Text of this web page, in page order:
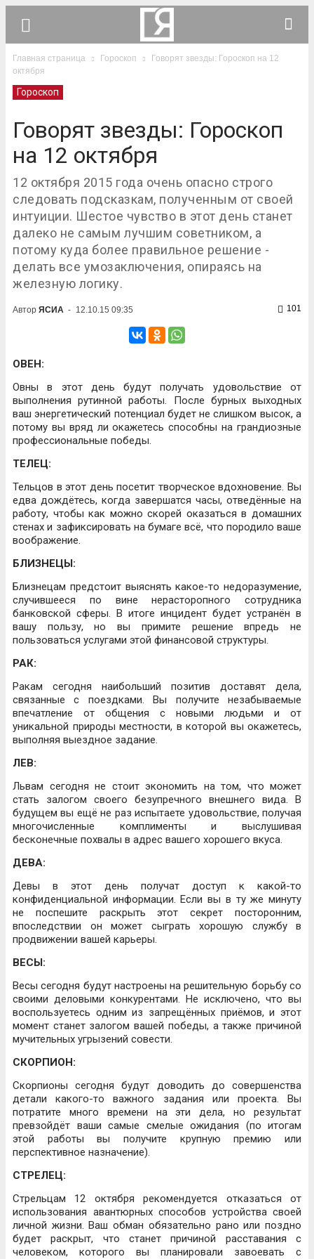
Главная страница Гороскоп
Говорят звезды: Гороскоп на 12
октября
Гороскоп
Говорят звезды: Гороскоп
на 12 октября
12 октября 2015 года очень опасно строго
следовать подсказкам, полученным от своей
интуиции. Шестое чувство в этот день станет
далеко не самым лучшим советником, а
потому куда более правильное решение -
делать все умозаключения, опираясь на
железную логику.
Автор ЯСИА - 12.10.15 09:35 101
ОВЕН:
Овны в этот день будут получать удовольствие от
выполнения рутинной работы. После бурных выходных
ваш энергетический потенциал будет не слишком высок, а
потому вы вряд ли окажетесь способны на грандиозные
профессиональные победы.
ТЕЛЕЦ:
Тельцов в этот день посетит творческое вдохновение. Вы
едва дождётесь, когда завершатся часы, отведённые на
работу, чтобы как можно скорей оказаться в домашних
стенах и зафиксировать на бумаге всё, что породило ваше
воображение.
БЛИЗНЕЦЫ:
Близнецам предстоит выяснять какое-то недоразумение,
случившееся по вине нерасторопного сотрудника
банковской сферы. В итоге инцидент будет устранён в
вашу пользу, но вы примите решение впредь не
пользоваться услугами этой финансовой структуры.
РАК:
Ракам сегодня наибольший позитив доставят дела,
связанные с поездками. Вы получите незабываемые
впечатление от общения с новыми людьми и от
уникальной природы местности, в которой вы окажетесь,
выполняя выездное задание.
ЛЕВ:
Львам сегодня не стоит экономить на том, что может
стать залогом своего безупречного внешнего вида. В
будущем вы ещё не раз испытаете удовольствие, получая
многочисленные комплименты и выслушивая
бесконечные похвалы в адрес вашего хорошего вкуса.
ДЕВА:
Девы в этот день получат доступ к какой-то
конфиденциальной информации. Если вы в ту же минуту
не поспешите раскрыть этот секрет посторонним,
впоследствии он может сыграть хорошую службу в
продвижении вашей карьеры.
ВЕСЫ:
Весы сегодня будут настроены на решительную борьбу со
своими деловыми конкурентами. Не исключено, что вы
воспользуетесь одним из запрещённых приёмов, и этот
момент станет залогом вашей победы, а также причиной
мучительных угрызений совести.
СКОРПИОН:
Скорпионы сегодня будут доводить до совершенства
детали какого-то важного задания или проекта. Вы
потратите много времени на эти дела, но результат
превзойдёт ваши самые смелые ожидания (по итогам
этой работы вы получите крупную премию или
перспективное назначение).
СТРЕЛЕЦ:
Стрельцам 12 октября рекомендуется отказаться от
использования авантюрных способов устройства своей
личной жизни. Ваш обман обязательно рано или поздно
будет раскрыт, что станет причиной расставания с
человеком, которого вы планировали завоевать с